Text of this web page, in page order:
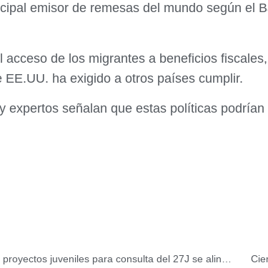
emisor de remesas del mundo según el
acceso de los migrantes a beneficios
ha exigido a otros países cumplir.
expertos señalan que estas políticas